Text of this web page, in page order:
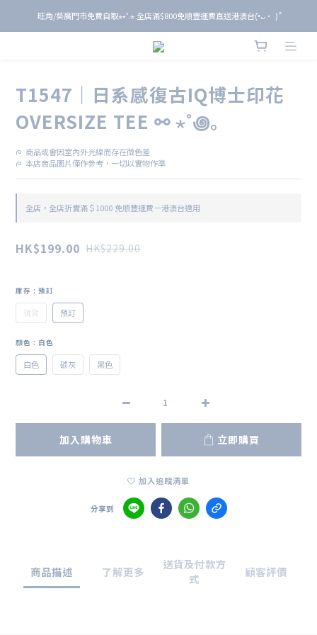
旺角/葵廣門市免費自取⋆⭒˚.⋆ 全店滿$800免順豐運費直送港澳台(•̀ᴗ• ) ̑̑
旺角/葵廣門市免費自取⋆⭒˚.⋆ 全店滿$800免順豐運費直送港澳台(•̀ᴗ• ) ̑̑
單 筆 消 費 滿 $ 6 0 0 即 送 全 年 9 折 會 員
T1547｜日系感復古IQ博士印花
OVERSIZE TEE ⚯ ⋆˚꩜｡
ᰍ  商品或會因室內外光線而存在微色差
ᰍ  本店商品圖片僅作參考，一切以實物作準
全店，全店折實滿＄1000 免順豐運費－港澳台適用
HK$199.00 HK$229.00
庫存 : 預訂
現貨 預訂
顏色 : 白色
白色 碳灰 黑色
加入購物車 立即購買
加入追蹤清單
分享到
商品描述 了解更多
送貨及付款方
式
顧客評價